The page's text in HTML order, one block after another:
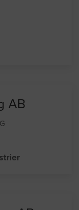
AB